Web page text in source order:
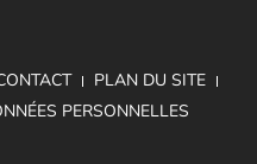
PLAN DU SITE
PERSONNELLES